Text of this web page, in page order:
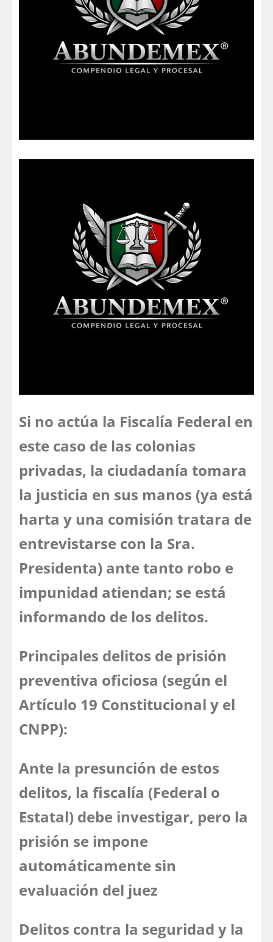
Si no actúa la Fiscalía Federal en
este caso de las colonias
privadas, la ciudadanía tomara
la justicia en sus manos (ya está
harta y una comisión tratara de
entrevistarse con la Sra.
Presidenta) ante tanto robo e
impunidad atiendan; se está
informando de los delitos.
Principales delitos de prisión
preventiva oficiosa (según el
Artículo 19 Constitucional y el
CNPP):
Ante la presunción de estos
delitos, la fiscalía (Federal o
Estatal) debe investigar, pero la
prisión se impone
automáticamente sin
evaluación del juez
Delitos contra la seguridad y la